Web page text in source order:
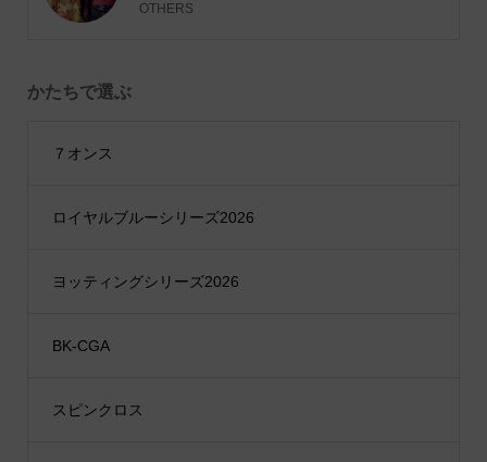
OTHERS
かたちで選ぶ
７オンス
ロイヤルブルーシリーズ2026
ヨッティングシリーズ2026
BK-CGA
スピンクロス